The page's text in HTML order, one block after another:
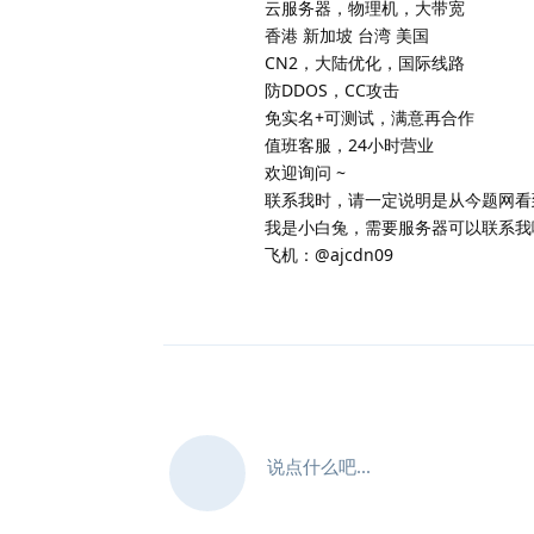
云服务器，物理机，大带宽
香港 新加坡 台湾 美国
CN2，大陆优化，国际线路
防DDOS，CC攻击
免实名+可测试，满意再合作
值班客服，24小时营业
欢迎询问 ~
联系我时，请一定说明是从今题网
我是小白兔，需要服务器可以联系
飞机：@ajcdn09
说点什么吧...